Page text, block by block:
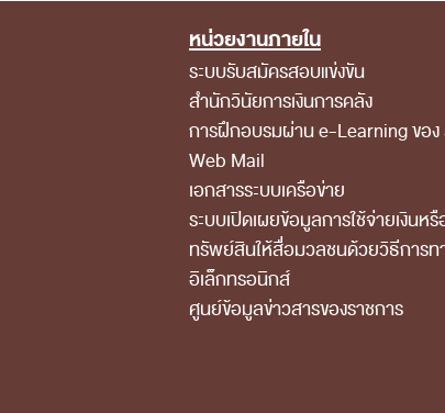
Footer Menu
หน่วยงานภายใน
ระบบรับสมัครสอบแข่งขัน
สำนักวินัยการเงินการคลัง
การฝึกอบรมผ่าน e-Learning ของ
Web Mail
เอกสารระบบเครือข่าย
ระบบเปิดเผยข้อมูลการใช้จ่ายเงินหรื
ทรัพย์สินให้สื่อมวลชนด้วยวิธีการท
อิเล็กทรอนิกส์
ศูนย์ข้อมูลข่าวสารของราชการ